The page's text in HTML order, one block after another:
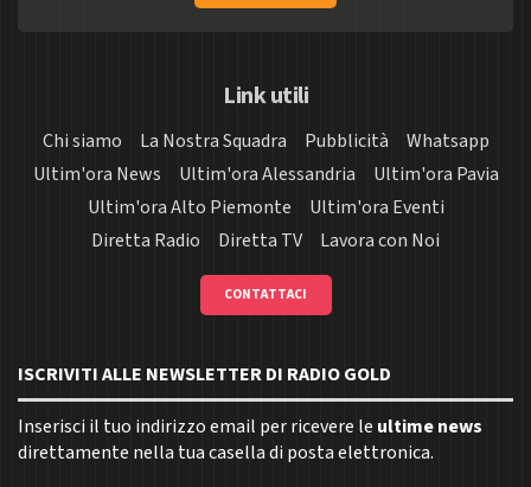
Link utili
Chi siamo La Nostra Squadra Pubblicità
Whatsapp
Ultim'ora News
Ultim'ora Alessandria
Ultim'ora Pavia
Ultim'ora Alto Piemonte
Ultim'ora Eventi
Diretta Radio
Diretta TV Lavora con Noi
CONTATTACI
ISCRIVITI ALLE NEWSLETTER DI RADIO GOLD
Inserisci il tuo indirizzo email per ricevere le ultime news
direttamente nella tua casella di posta elettronica.